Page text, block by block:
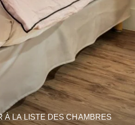
À LA LISTE DES CHAMBRES